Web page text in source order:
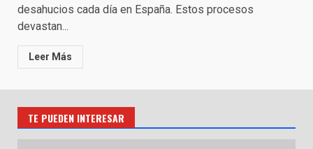
desahucios cada día en España. Estos procesos
devastan...
Leer Más
TE PUEDEN INTERESAR